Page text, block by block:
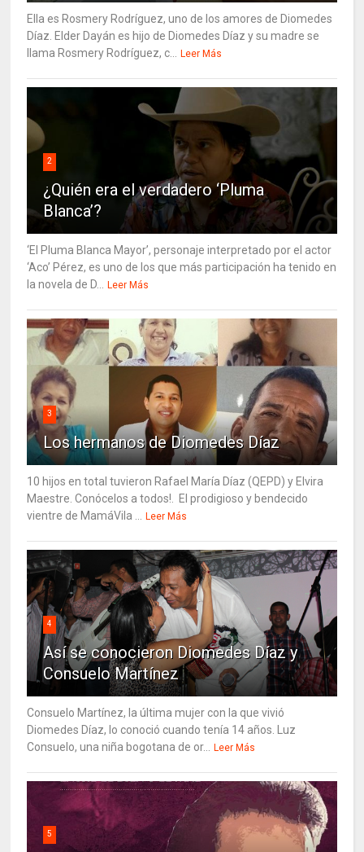
Ella es Rosmery Rodríguez, uno de los amores de Diomedes
Díaz. Elder Dayán es hijo de Diomedes Díaz y su madre se
llama Rosmery Rodríguez, c...
Leer Más
2
¿Quién era el verdadero ‘Pluma
Blanca’?
‘El Pluma Blanca Mayor’, personaje interpretado por el actor
‘Aco’ Pérez, es uno de los que más participación ha tenido en
la novela de D...
Leer Más
3
Los hermanos de Diomedes Díaz
10 hijos en total tuvieron Rafael María Díaz (QEPD) y Elvira
Maestre. Conócelos a todos!. El prodigioso y bendecido
vientre de MamáVila ...
Leer Más
4
Así se conocieron Diomedes Díaz y
Consuelo Martínez
Consuelo Martínez, la última mujer con la que vivió
Diomedes Díaz, lo conoció cuando tenía 14 años. Luz
Consuelo, una niña bogotana de or...
Leer Más
5